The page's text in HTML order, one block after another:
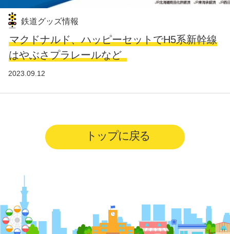
鉄道グッズ情報
マクドナルド、ハッピーセットでH5系新幹線
はやぶさプラレールなど
2023.09.12
トップに戻る